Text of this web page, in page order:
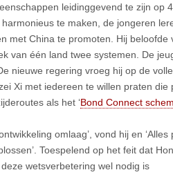
leidinggevend te zijn op
te maken, de jongeren
met China te promoten. Hij beloofde
van één land twee systemen. De
nieuwe regering vroeg hij op de
Xi met iedereen te willen praten die
als het ‘Bond Connect
omlaag’, vond hij en
Toespelend op het feit dat
wetsverbetering wel nodig is